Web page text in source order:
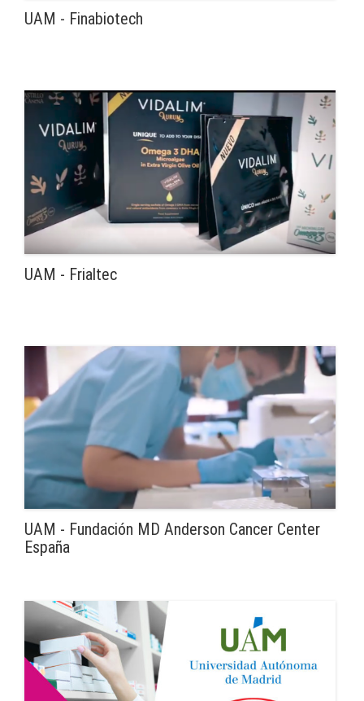
UAM - Finabiotech
UAM - Frialtec
UAM - Fundación MD Anderson Cancer Center
España